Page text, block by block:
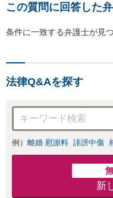
この質問に回答した
条件に一致する弁護士が見
法律Q&Aを探す
例） 離婚 慰謝料 誹謗中傷
新